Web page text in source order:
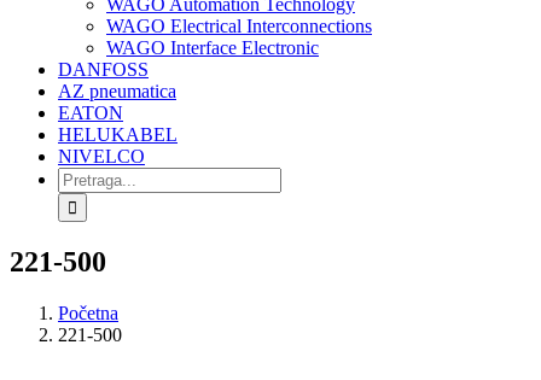
WAGO Automation Technology
WAGO Electrical Interconnections
WAGO Interface Electronic
DANFOSS
AZ pneumatica
EATON
HELUKABEL
NIVELCO
Search
for:
221-500
Početna
221-500